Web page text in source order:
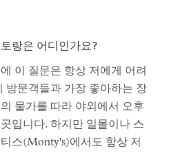
랑은 어디인가요?
이 질문은 항상 저에게 어려
방문객들과 가장 좋아하는 장
물가를 따라 야외에서 오후
입니다. 하지만 일몰이나 스
스(Monty's)에서도 항상 저